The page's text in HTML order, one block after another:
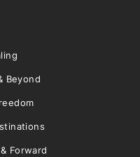
Beyond
Forward